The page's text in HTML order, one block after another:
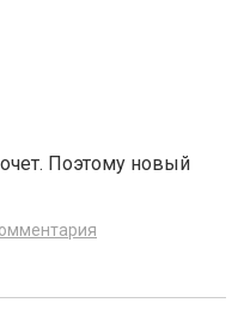
Поэтому новый